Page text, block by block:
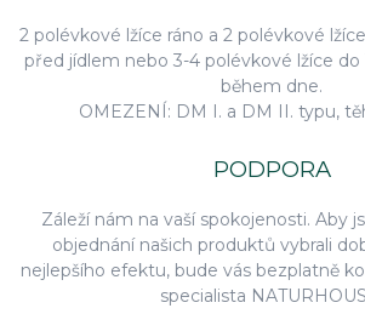
2 polévkové lžíce ráno a 2 polévkové
před jídlem nebo 3-4 polévkové lžíce do
během dne.
OMEZENÍ: DM I. a DM II. typu,
PODPORA
Záleží nám na vaší spokojenosti. Aby
objednání našich produktů vybrali
nejlepšího efektu, bude vás bezplatně
specialista